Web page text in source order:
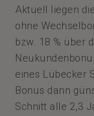
Aktuell liegen
ohne
bzw. 18 % über
eines Lübecker
Bonus dann
Schnitt alle 2,3